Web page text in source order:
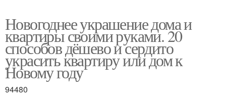
Новогоднее украшение дома и
квартиры своими руками. 20
способов дёшево и сердито
украсить квартиру или дом к
Новому году
94480